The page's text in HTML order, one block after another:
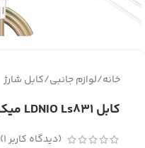
خانه/لوازم جانبی/کابل شارژ
کابل LDNIO Ls831 میکرو
(دیدگاه کاربر1
)